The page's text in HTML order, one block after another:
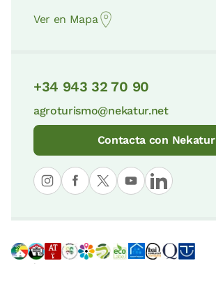
Ver en Mapa
+34 943 32 70 90
agroturismo@nekatur.net
Contacta con Nekatur
© nekatur